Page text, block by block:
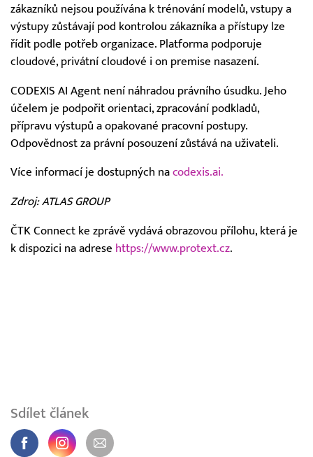
zákazníků nejsou používána k trénování modelů, vstupy a
výstupy zůstávají pod kontrolou zákazníka a přístupy lze
řídit podle potřeb organizace. Platforma podporuje
cloudové, privátní cloudové i on premise nasazení.
CODEXIS AI Agent není náhradou právního úsudku. Jeho
účelem je podpořit orientaci, zpracování podkladů,
přípravu výstupů a opakované pracovní postupy.
Odpovědnost za právní posouzení zůstává na uživateli.
Více informací je dostupných na codexis.ai.
Zdroj: ATLAS GROUP
ČTK Connect ke zprávě vydává obrazovou přílohu, která je
k dispozici na adrese https://www.protext.cz.
Sdílet článek